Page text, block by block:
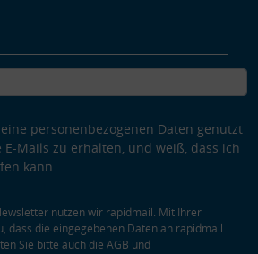
personenbezogenen Daten genutzt
Mails zu erhalten, und weiß, dass ich
kann.
nutzen wir rapidmail. Mit Ihrer
dass die eingegebenen Daten an rapidmail
Sie bitte auch die AGB und